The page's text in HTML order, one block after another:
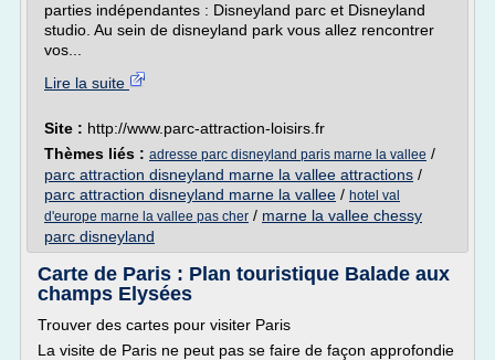
parties indépendantes : Disneyland parc et Disneyland
studio. Au sein de disneyland park vous allez rencontrer
vos...
Lire la suite
Site : http://www.parc-attraction-loisirs.fr
Thèmes liés : adresse parc disneyland paris marne la vallee /
parc attraction disneyland marne la vallee attractions /
parc attraction disneyland marne la vallee / hotel val
d'europe marne la vallee pas cher / marne la vallee chessy
parc disneyland
Carte de Paris : Plan touristique Balade aux
champs Elysées
Trouver des cartes pour visiter Paris
La visite de Paris ne peut pas se faire de façon approfondie